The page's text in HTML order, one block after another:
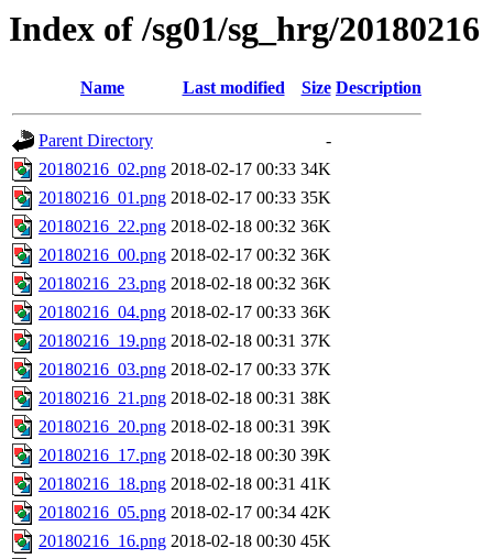
Index of /sg01/sg_hrg/20180216
Name Last modified Size Description
Parent Directory
-
20180216_02.png 2018-02-17 00:33 34K
20180216_01.png 2018-02-17 00:33 35K
20180216_22.png 2018-02-18 00:32 36K
20180216_00.png 2018-02-17 00:32 36K
20180216_23.png 2018-02-18 00:32 36K
20180216_04.png 2018-02-17 00:33 36K
20180216_19.png 2018-02-18 00:31 37K
20180216_03.png 2018-02-17 00:33 37K
20180216_21.png 2018-02-18 00:31 38K
20180216_20.png 2018-02-18 00:31 39K
20180216_17.png 2018-02-18 00:30 39K
20180216_18.png 2018-02-18 00:31 41K
20180216_05.png 2018-02-17 00:34 42K
20180216_16.png 2018-02-18 00:30 45K